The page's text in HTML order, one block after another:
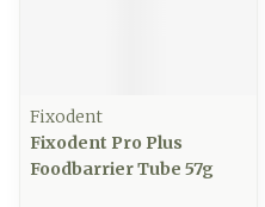
Fixodent
Fixodent Pro Plus
Foodbarrier Tube 57g